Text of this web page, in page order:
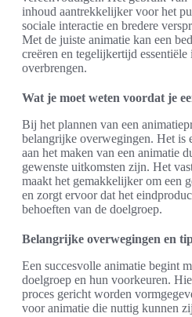
inhoud aantrekkelijker voor het
sociale interactie en bredere
Met de juiste animatie kan een
creëren en tegelijkertijd
overbrengen.
Wat je moet weten voordat je
Bij het plannen van een
belangrijke overwegingen. Het is
aan het maken van een animatie
gewenste uitkomsten zijn. Het
maakt het gemakkelijker om een
en zorgt ervoor dat het
behoeften van de doelgroep.
Belangrijke overwegingen en
Een succesvolle animatie begint
doelgroep en hun voorkeuren.
proces gericht worden
voor animatie die nuttig kunnen